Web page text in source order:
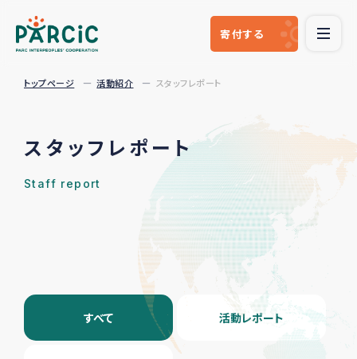
寄付する
トップページ 活動紹介 スタッフレポート
スタッフレポート
Staff report
すべて 活動レポート